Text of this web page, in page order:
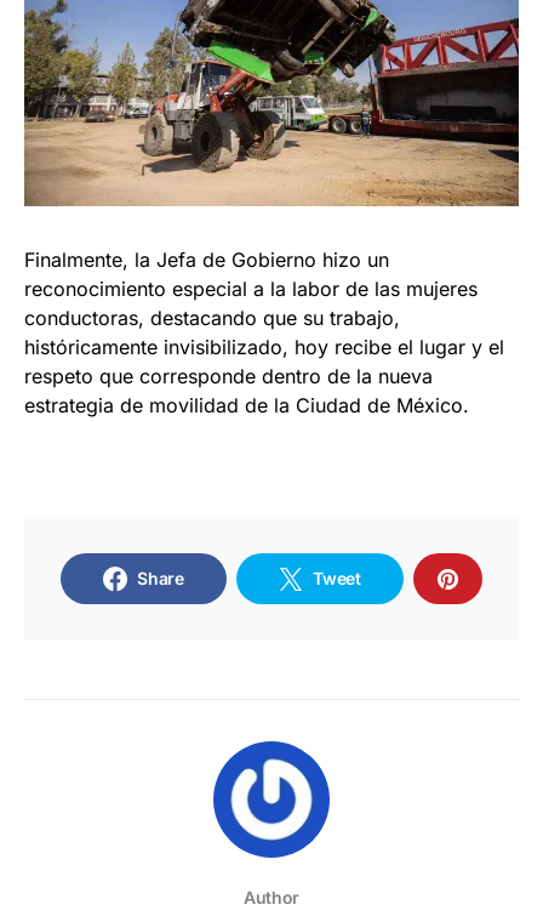
Finalmente, la Jefa de Gobierno hizo un
reconocimiento especial a la labor de las mujeres
conductoras, destacando que su trabajo,
históricamente invisibilizado, hoy recibe el lugar y el
respeto que corresponde dentro de la nueva
estrategia de movilidad de la Ciudad de México.
Share Tweet
Author